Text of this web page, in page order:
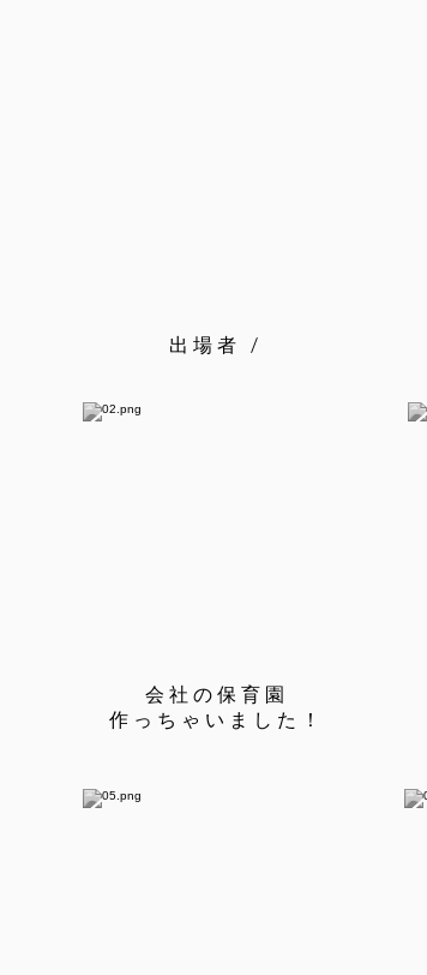
出場者 /
会社の保育園
作っちゃいました！